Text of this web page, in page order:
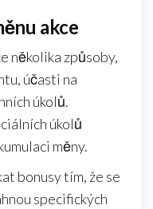
akce
několika způsoby,
účasti na
úkolů.
úkolů
měny.
bonusy tím, že se
specifických